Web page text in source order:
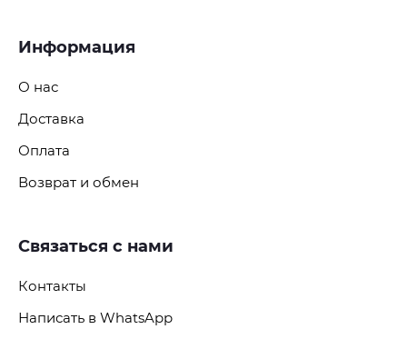
Информация
О нас
Доставка
Оплата
Возврат и обмен
Связаться с нами
Контакты
Написать в WhatsApp